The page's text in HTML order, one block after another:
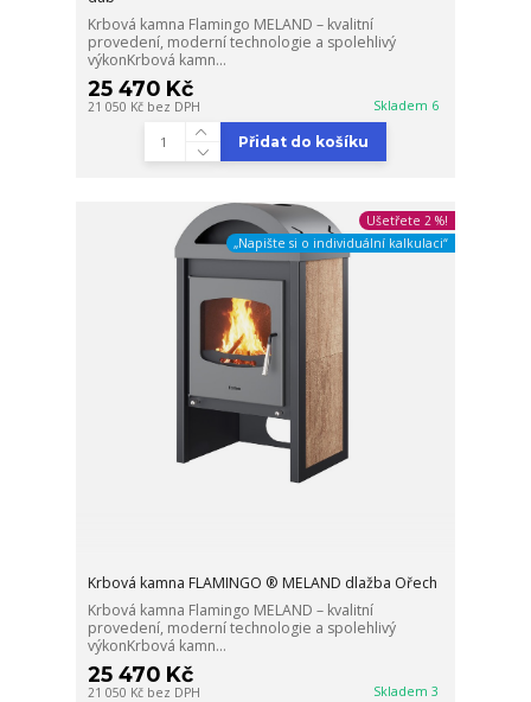
Krbová kamna Flamingo MELAND – kvalitní
provedení, moderní technologie a spolehlivý
výkonKrbová kamn...
25 470 Kč
21 050 Kč bez DPH Skladem 6
Přidat do košíku
Ušetřete 2 %!
„Napište si o individuální kalkulaci“
Krbová kamna FLAMINGO ® MELAND dlažba Ořech
Krbová kamna Flamingo MELAND – kvalitní
provedení, moderní technologie a spolehlivý
výkonKrbová kamn...
25 470 Kč
21 050 Kč bez DPH Skladem 3